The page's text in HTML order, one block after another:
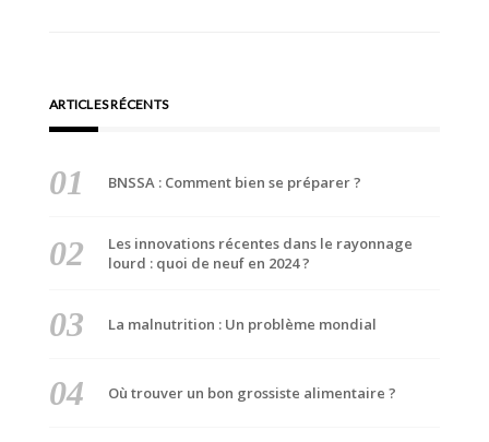
ARTICLES RÉCENTS
BNSSA : Comment bien se préparer ?
Les innovations récentes dans le rayonnage
lourd : quoi de neuf en 2024 ?
La malnutrition : Un problème mondial
Où trouver un bon grossiste alimentaire ?